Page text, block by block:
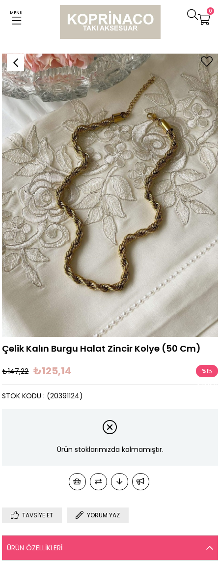
MENU 0
Kolyeler Çelik Kalın Burgu Halat Zincir Kolye (50 Cm)
Çelik Kalın Burgu Halat Zincir Kolye (50 Cm)
₺147,22 ₺125,14 %15
İndirim
(20391124)
STOK KODU
Ürün stoklarımızda kalmamıştır.
TAVSIYE ET YORUM YAZ
ÜRÜN ÖZELLIKLERI